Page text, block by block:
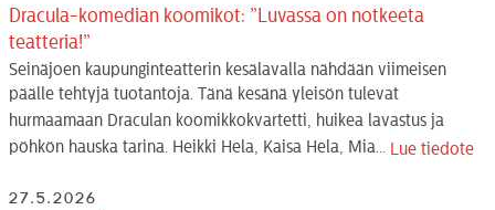
Dracula-komedian koomikot: ”Luvassa on notkeeta
teatteria!”
Seinäjoen kaupunginteatterin kesälavalla nähdään viimeisen
päälle tehtyjä tuotantoja. Tänä kesänä yleisön tulevat
hurmaamaan Draculan koomikkokvartetti, huikea lavastus ja
pöhkön hauska tarina. Heikki Hela, Kaisa Hela, Mia...
Lue tiedote
27.5.2026